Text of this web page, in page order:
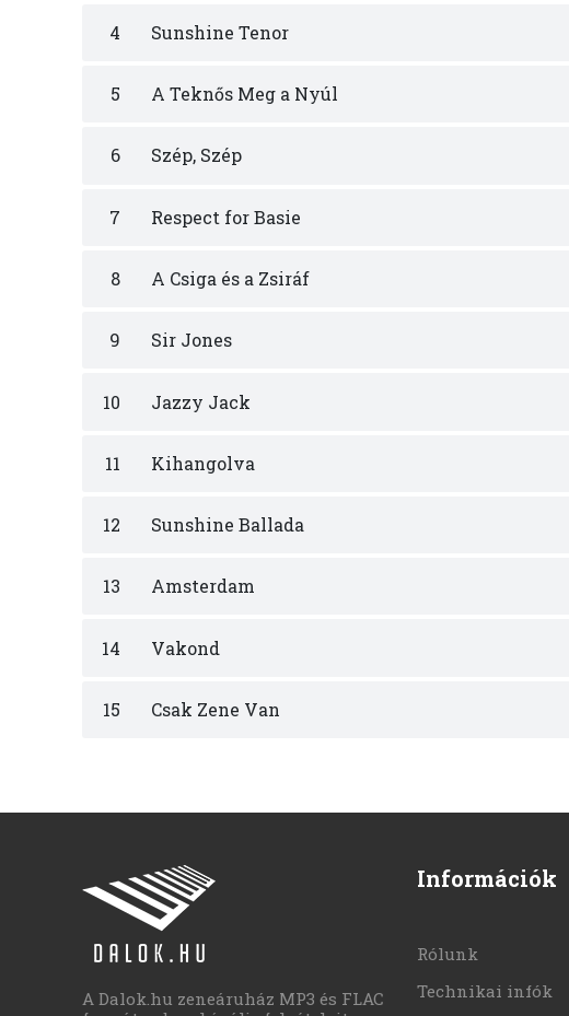
4 Sunshine Tenor
5 A Teknős Meg a Nyúl
6 Szép, Szép
7 Respect for Basie
8 A Csiga és a Zsiráf
9 Sir Jones
10 Jazzy Jack
11 Kihangolva
12 Sunshine Ballada
13 Amsterdam
14 Vakond
15 Csak Zene Van
A Dalok.hu zeneáruház MP3 és FLAC
Információk
Rólunk
Technikai infók